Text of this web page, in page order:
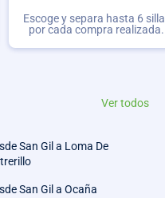
Escoge y separa hasta 6
por cada compra realizada.
Ver todos
San Gil a Loma De
San Gil a Ocaña